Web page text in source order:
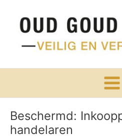
Main
Beschermd:
handelaren